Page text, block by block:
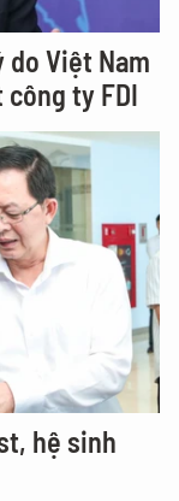
Việt Nam
ty FDI
hệ sinh